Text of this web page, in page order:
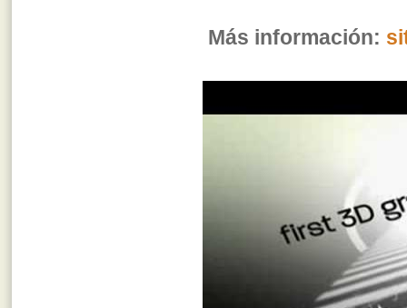
Más información: